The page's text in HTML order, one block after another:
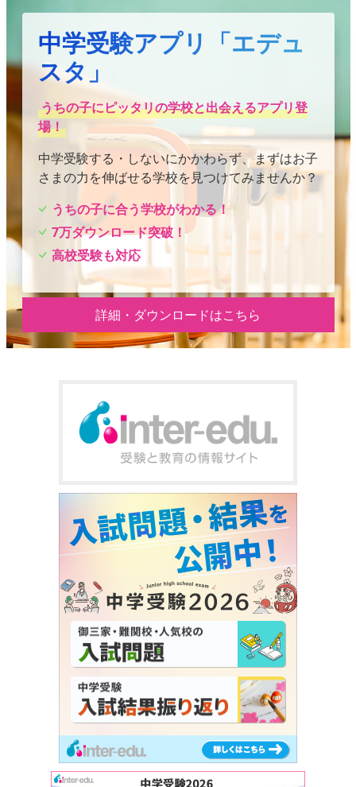
中学受験アプリ「エデュ
スタ」
うちの子にピッタリの学校と出会えるアプリ登
場！
中学受験する・しないにかかわらず、まずはお子
さまの力を伸ばせる学校を見つけてみませんか？
うちの子に合う学校がわかる！
7万ダウンロード突破！
高校受験も対応
詳細・ダウンロードはこちら